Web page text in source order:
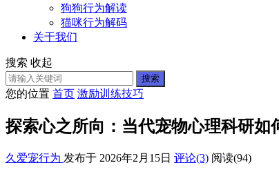
狗狗行为解读
猫咪行为解码
关于我们
搜索 收起
搜索
您的位置 首页 激励训练技巧
探索心之所向：当代宠物心理科研如
久爱宠行为 发布于 2026年2月15日 评论(3) 阅读(94)